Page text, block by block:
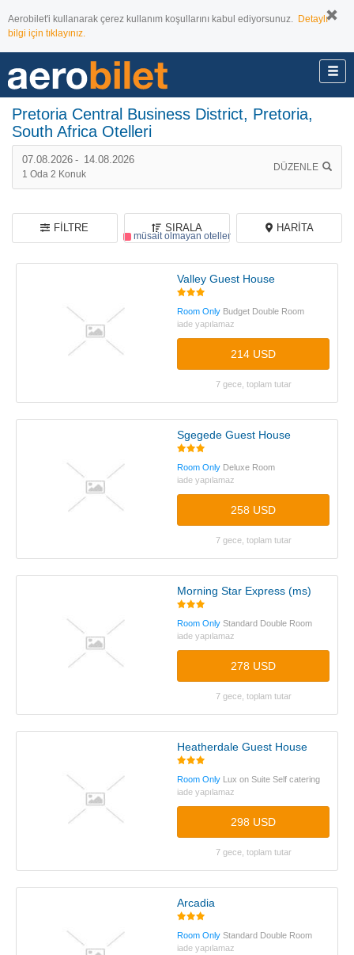
Aerobilet'i kullanarak çerez kullanım koşullarını kabul ediyorsunuz. Detaylı
bilgi için tıklayınız.
07.08.2026 - 14.08.2026
1 Oda 2 Konuk
DÜZENLE
Pretoria Central Business District, Pretoria,
South Africa Otelleri
67 otel bulundu,67 tanesi müsait
müsait olmayan oteller
FILTRE SIRALA HARITA
Valley Guest House
Room Only Budget Double Room
iade yapılamaz
214 USD
7 gece, toplam tutar
Sgegede Guest House
Room Only Deluxe Room
iade yapılamaz
258 USD
7 gece, toplam tutar
Morning Star Express (ms)
Room Only Standard Double Room
iade yapılamaz
278 USD
7 gece, toplam tutar
Heatherdale Guest House
Room Only Lux on Suite Self catering
iade yapılamaz
298 USD
7 gece, toplam tutar
Arcadia
Room Only Standard Double Room
iade yapılamaz